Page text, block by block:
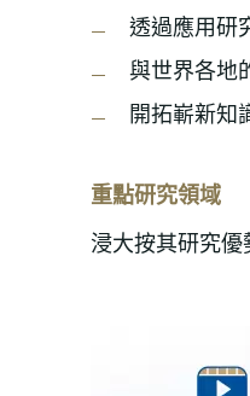
透過應用研
與世界各地
開拓嶄新知
重點研究領域
浸大按其研究優